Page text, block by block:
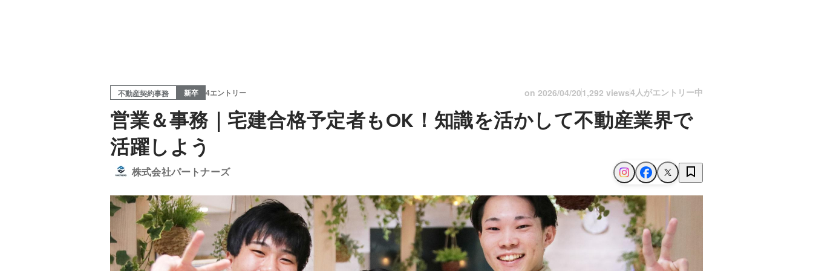
不動産契約事務 新卒 4エントリー on 2026/04/201,292 views4人がエントリー中
営業＆事務｜宅建合格予定者もOK！知識を活かして不動産業界で
活躍しよう
株式会社パートナーズ